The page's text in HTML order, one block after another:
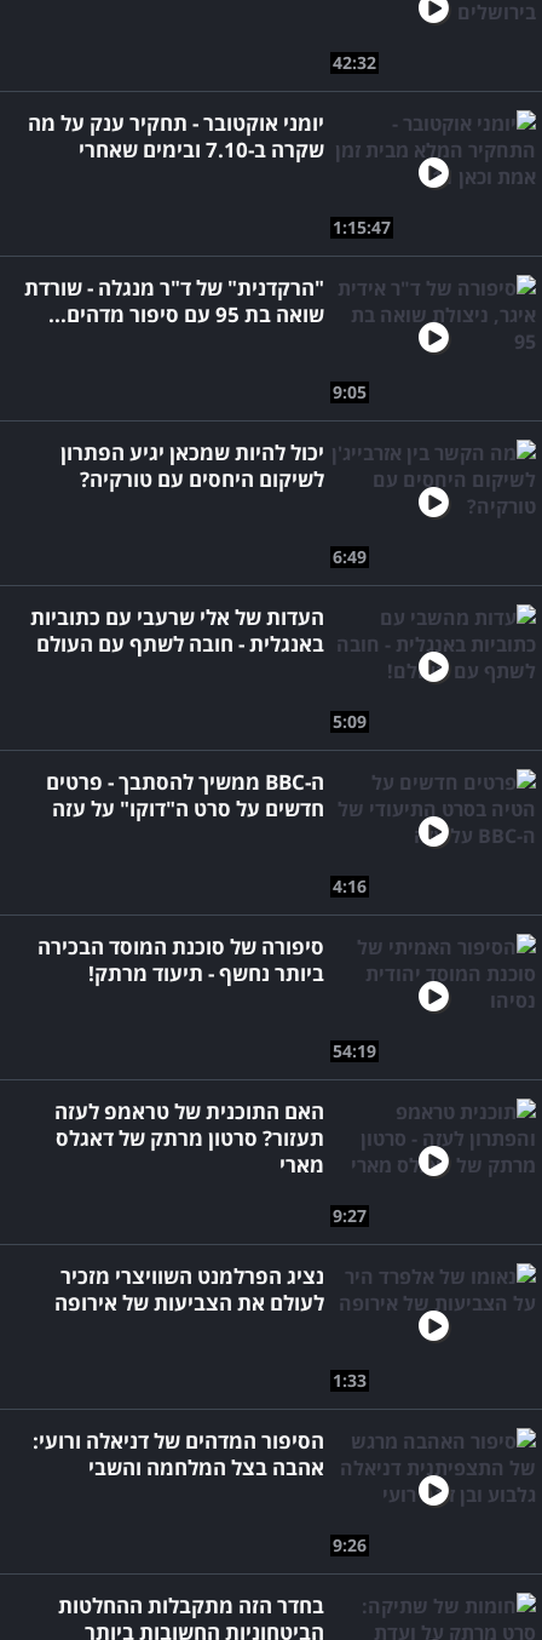
42:32
1:15:47
יומני אוקטובר - תחקיר ענק על מה
שקרה ב-7.10 ובימים שאחרי
9:05
"הרקדנית" של ד"ר מנגלה - שורדת
שואה בת 95 עם סיפור מדהים...
6:49
יכול להיות שמכאן יגיע הפתרון
לשיקום היחסים עם טורקיה?
5:09
העדות של אלי שרעבי עם כתוביות
באנגלית - חובה לשתף עם העולם
4:16
ה-BBC ממשיך להסתבך - פרטים
חדשים על סרט ה"דוקו" על עזה
54:19
סיפורה של סוכנת המוסד הבכירה
ביותר נחשף - תיעוד מרתק!
9:27
האם התוכנית של טראמפ לעזה
תעזור? סרטון מרתק של דאגלס
מארי
1:33
נציג הפרלמנט השוויצרי מזכיר
לעולם את הצביעות של אירופה
9:26
הסיפור המדהים של דניאלה ורועי:
אהבה בצל המלחמה והשבי
בחדר הזה מתקבלות ההחלטות
הביטחוניות החשובות ביותר